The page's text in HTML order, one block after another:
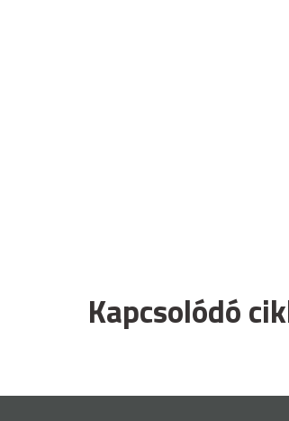
Kapcsolódó